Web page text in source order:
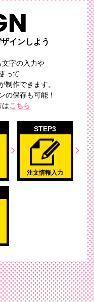
インしよう
字の入力や
って
制作できます。
の保存も可能！
はこちら
STEP3
注文情報入力